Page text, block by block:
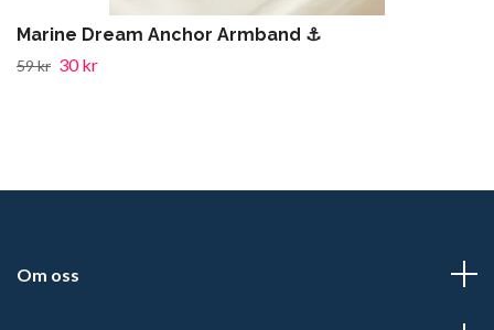
Marine Dream Anchor Armband ⚓️
59 kr 30 kr
Om oss